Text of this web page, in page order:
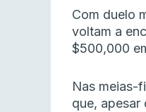
Com duelo
voltam a
$500,000
Nas meias-
que,